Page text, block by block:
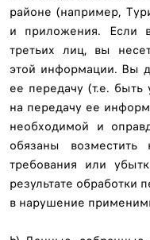
районе (например,
и приложения. Если
третьих лиц, вы
этой информации. Вы
ее передачу (т.е.
на передачу ее
необходимой и
обязаны
требования или
результате обработки
в нарушение